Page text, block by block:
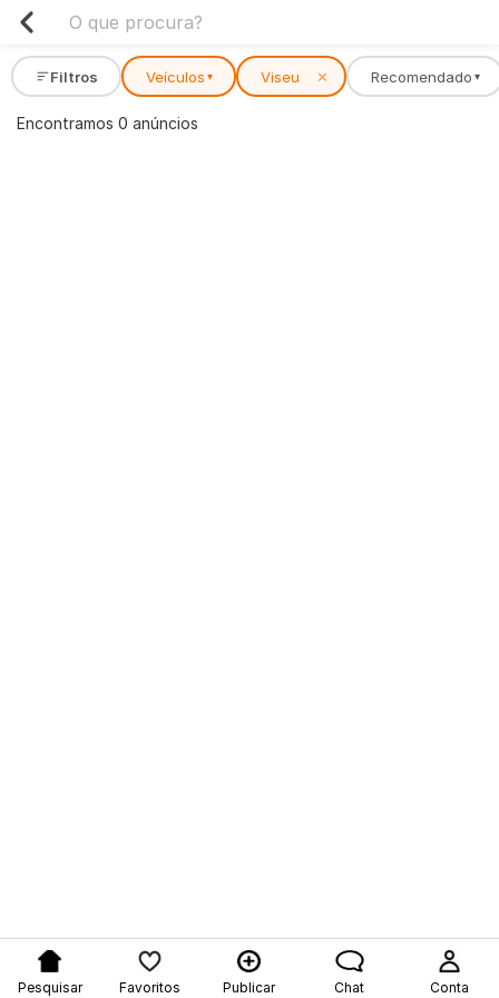
Filtros Veículos ▾ Viseu ✕ Recomendado ▾
Encontramos 0 anúncios
Pesquisar Favoritos Publicar Chat Conta